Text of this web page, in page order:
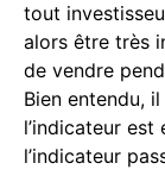
tout
alors être très
de vendre
Bien entendu, il
l’indicateur
l’indicateur